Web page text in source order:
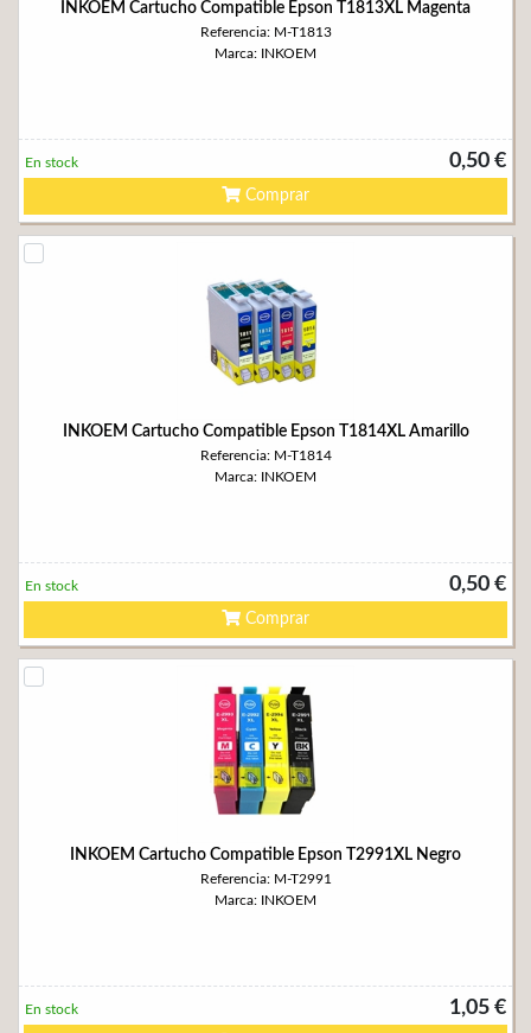
INKOEM Cartucho Compatible Epson T1813XL Magenta
Referencia: M-T1813
Marca: INKOEM
0,50 €
En stock
Comprar
INKOEM Cartucho Compatible Epson T1814XL Amarillo
Referencia: M-T1814
Marca: INKOEM
0,50 €
En stock
Comprar
INKOEM Cartucho Compatible Epson T2991XL Negro
Referencia: M-T2991
Marca: INKOEM
1,05 €
En stock